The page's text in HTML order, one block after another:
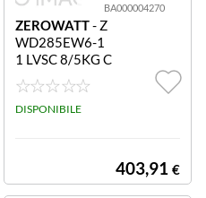
BA000004270
ZEROWATT- Z
WD285EW6-1
1 LVSC 8/5KG C
OMPAT
DISPONIBILE
403,91 €